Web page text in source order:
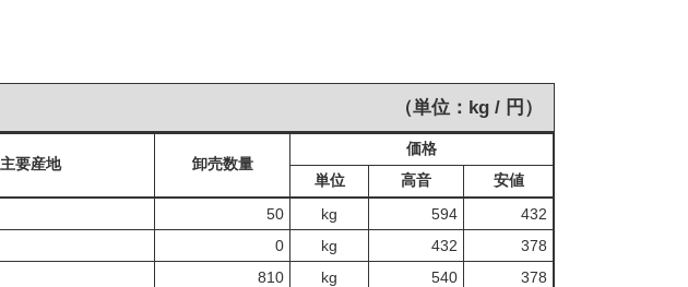
（単位：kg / 円）
主要産地 卸売数量
価格
単位
高音
安値
50 kg 594
432
0 kg 432
378
810 kg 540
378